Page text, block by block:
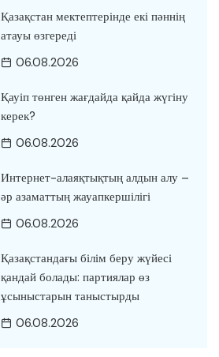
Қазақстан мектептерінде екі пәннің
атауы өзгереді
06.08.2026
Қауіп төнген жағдайда қайда жүгіну
керек?
06.08.2026
Интернет-алаяқтықтың алдын алу –
әр азаматтың жауапкершілігі
06.08.2026
Қазақстандағы білім беру жүйесі
қандай болады: партиялар өз
ұсыныстарын таныстырды
06.08.2026